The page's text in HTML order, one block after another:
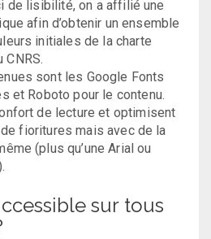
de lisibilité, on a affilié une
afin d’obtenir un ensemble
initiales de la charte
CNRS.
sont les Google Fonts
et Roboto pour le contenu.
de lecture et optimisent
fioritures mais avec de la
(plus qu’une Arial ou
sur tous